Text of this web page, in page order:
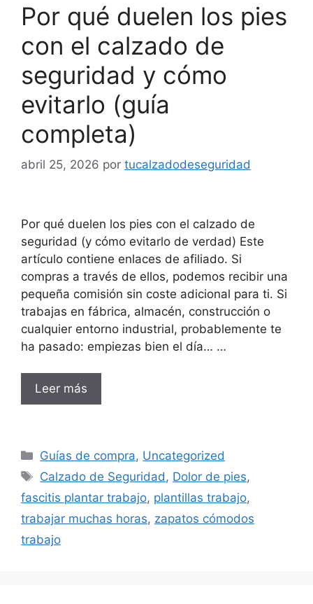
Por qué duelen los pies
con el calzado de
seguridad y cómo
evitarlo (guía
completa)
abril 25, 2026 por tucalzadodeseguridad
Por qué duelen los pies con el calzado de
seguridad (y cómo evitarlo de verdad) Este
artículo contiene enlaces de afiliado. Si
compras a través de ellos, podemos recibir una
pequeña comisión sin coste adicional para ti. Si
trabajas en fábrica, almacén, construcción o
cualquier entorno industrial, probablemente te
ha pasado: empiezas bien el día… …
Leer más
Categorías
Guías de compra, Uncategorized
Etiquetas
Calzado de Seguridad, Dolor de pies,
fascitis plantar trabajo, plantillas trabajo,
trabajar muchas horas, zapatos cómodos
trabajo